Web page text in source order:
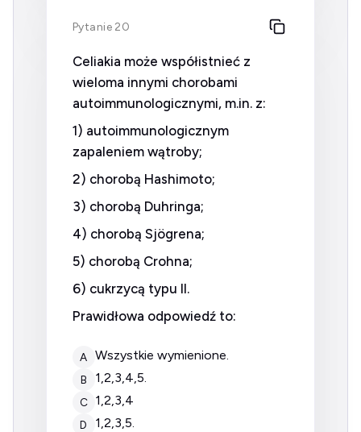
Pytanie 20
Celiakia może współistnieć z
wieloma innymi chorobami
autoimmunologicznymi, m.in. z:
1) autoimmunologicznym
zapaleniem wątroby;
2) chorobą Hashimoto;
3) chorobą Duhringa;
4) chorobą Sjögrena;
5) chorobą Crohna;
6) cukrzycą typu II.
Prawidłowa odpowiedź to:
A wszystkie wymienione.
B 1,2,3,4,5.
C 1,2,3,4
D 1,2,3,5.